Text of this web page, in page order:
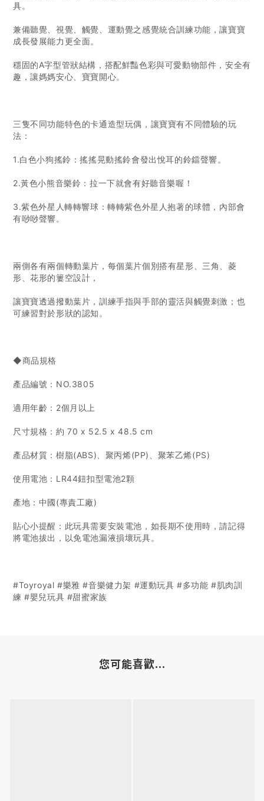
具。
兼備聽覺、視覺、觸覺、運動覺之感覺統合訓練功能，讓寶寶
成長發展能力更全面。
穩固的A字型管狀結構，搭配鮮豔色彩與可愛動物部件，安全有
趣，讓媽媽安心、寶寶開心。
三隻不同功能特色的卡通造型玩偶，讓寶寶有不同體驗的玩
法：
1.白色小狗搖鈴：搖搖晃動搖鈴會發出悅耳的鈴鐺聲響。
2.黃色小熊音樂鈴：拉一下就會有好聽音樂喔！
3.紫色外星人轉轉響球：轉轉紫色外星人抱著的球體，內部會
有唦唦聲響。
兩側各有兩個轉動葉片，每個葉片個別搭有星形、三角、菱
形、花形的簍空設計，
讓寶寶透過撥動葉片，訓練手指與手部的靈活與觸覺刺激；也
可練習對於形狀的認知。
◆商品規格
產品編號：NO.3805
適用年齡：2個月以上
尺寸規格：約 70 x 52.5 x 48.5 cm
產品材質：樹脂(ABS)、聚丙烯(PP)、聚苯乙烯(PS)
使用電池：LR44鈕扣型電池2顆
產地：中國(專責工廠)
貼心小提醒：此玩具需要安裝電池，如長期不使用時，請記得
將電池拔出，以免電池漏液損壞玩具。
#Toyroyal #樂雅 #音樂健力架 #運動玩具 #多功能 #肌肉訓
練 #嬰兒玩具 #甜蜜家族
您可能喜歡...